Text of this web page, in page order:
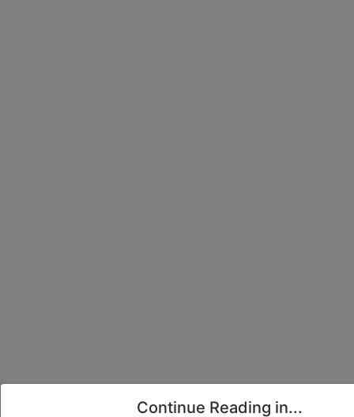
Continue Reading in...